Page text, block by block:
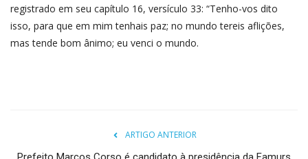
registrado em seu capítulo 16, versículo 33: “Tenho-vos dito
isso, para que em mim tenhais paz; no mundo tereis aflições,
mas tende bom ânimo; eu venci o mundo.
ARTIGO ANTERIOR